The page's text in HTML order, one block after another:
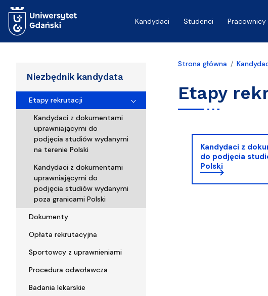
Kandydaci
Studenci Pracownicy
Niezbędnik kandydata
Etapy rekrutacji
Kandydaci z dokumentami
uprawniającymi do
podjęcia studiów wydanymi
na terenie Polski
Kandydaci z dokumentami
uprawniającymi do
podjęcia studiów wydanymi
poza granicami Polski
Dokumenty
Opłata rekrutacyjna
Sportowcy z uprawnieniami
Procedura odwoławcza
Badania lekarskie
Strona główna
Etapy
Kandydaci z
do podjęcia
Polski